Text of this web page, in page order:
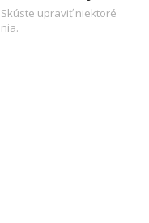
upraviť niektoré